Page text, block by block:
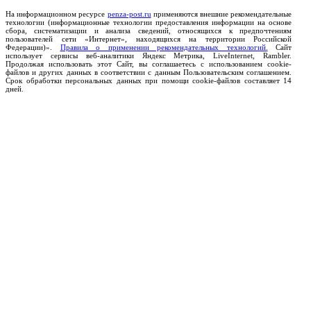
На информационном ресурсе penza-post.ru применяются внешние рекомендательные
технологии (информационные технологии предоставления информации на основе
сбора, систематизации и анализа сведений, относящихся к предпочтениям
пользователей сети «Интернет», находящихся на территории Российской
Федерации)». Правила о применении рекомендательных технологий.
Сайт
использует сервисы веб-аналитики Яндекс Метрика, LiveInternet, Rambler.
Продолжая использовать этот Сайт, вы соглашаетесь с использованием cookie-
файлов и других данных в соответствии с данным Пользовательским соглашением.
Срок обработки персональных данных при помощи cookie-файлов составляет 14
дней.